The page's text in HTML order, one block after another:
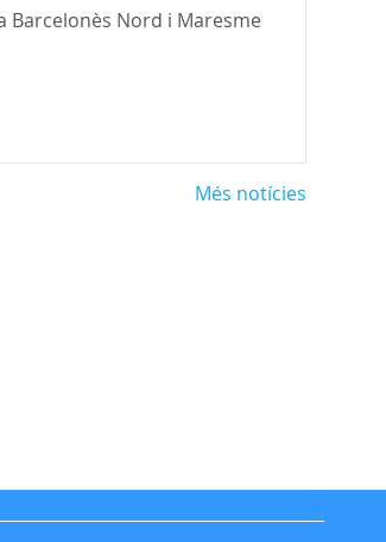
Barcelonès Nord i Maresme
Més notícies